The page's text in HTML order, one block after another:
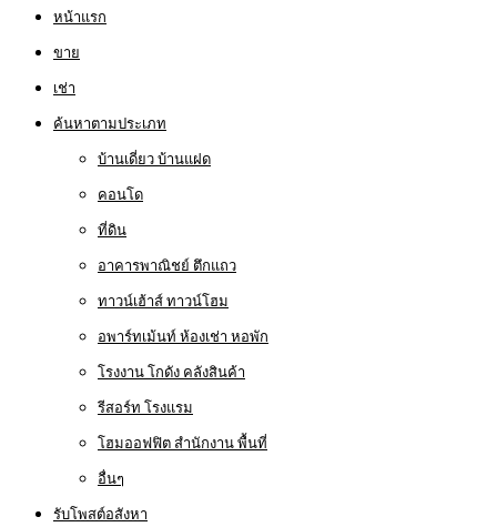
หน้าแรก
ขาย
เช่า
ค้นหาตามประเภท
บ้านเดี่ยว บ้านแฝด
คอนโด
ที่ดิน
อาคารพาณิชย์ ตึกแถว
ทาวน์เฮ้าส์ ทาวน์โฮม
อพาร์ทเม้นท์ ห้องเช่า หอพัก
โรงงาน โกดัง คลังสินค้า
รีสอร์ท โรงแรม
โฮมออฟฟิต สำนักงาน พื้นที่
อื่นๆ
รับโพสต์อสังหา